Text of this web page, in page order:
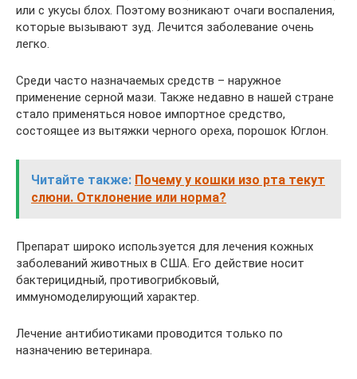
или с укусы блох. Поэтому возникают очаги воспаления,
которые вызывают зуд. Лечится заболевание очень
легко.
Среди часто назначаемых средств – наружное
применение серной мази. Также недавно в нашей стране
стало применяться новое импортное средство,
состоящее из вытяжки черного ореха, порошок Юглон.
Читайте также: Почему у кошки изо рта текут
слюни. Отклонение или норма?
Препарат широко используется для лечения кожных
заболеваний животных в США. Его действие носит
бактерицидный, противогрибковый,
иммуномоделирующий характер.
Лечение антибиотиками проводится только по
назначению ветеринара.